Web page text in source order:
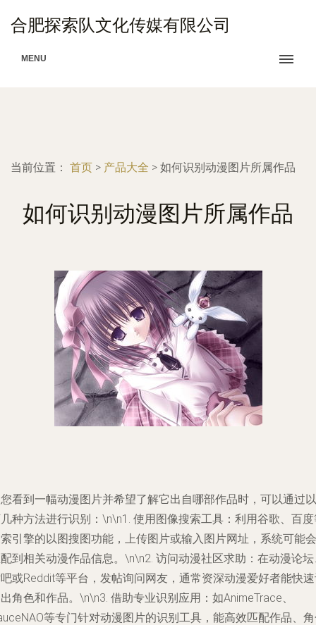
合肥探索队文化传媒有限公司
MENU
当前位置： 首页 > 产品大全 > 如何识别动漫图片所属作品
如何识别动漫图片所属作品
看到一幅动漫图片并希望了解它出自哪部作品时，可以通过以
种方法进行识别：\n\n1. 使用图像搜索工具 ：利用谷歌、百
引擎的以图搜图功能，上传图片或输入图片网址，系统可能会
到相关动漫作品信息。\n\n2. 访问动漫社区求助 ：在动漫论
或Reddit等平台，发帖询问网友，通常资深动漫爱好者能快
角色和作品。\n\n3. 借助专业识别应用 ：如AnimeTrace、
等专门针对动漫图片的识别工具，能高效匹配作品、